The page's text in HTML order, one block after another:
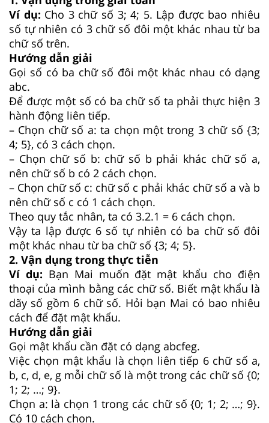
Ví dụ: Cho 3 chữ số 3; 4; 5. Lập được bao nhiêu
số tự nhiên có 3 chữ số đôi một khác nhau từ ba
chữ số trên.
Hướng dẫn giải
Gọi số có ba chữ số đôi một khác nhau có dạng
abc.
Để được một số có ba chữ số ta phải thực hiện 3
hành động liên tiếp.
– Chọn chữ số a: ta chọn một trong 3 chữ số {3;
4; 5}, có 3 cách chọn.
– Chọn chữ số b: chữ số b phải khác chữ số a,
nên chữ số b có 2 cách chọn.
– Chọn chữ số c: chữ số c phải khác chữ số a và b
nên chữ số c có 1 cách chọn.
Theo quy tắc nhân, ta có 3.2.1 = 6 cách chọn.
Vậy ta lập được 6 số tự nhiên có ba chữ số đôi
một khác nhau từ ba chữ số {3; 4; 5}.
2. Vận dụng trong thực tiễn
Ví dụ: Bạn Mai muốn đặt mật khẩu cho điện
thoại của mình bằng các chữ số. Biết mật khẩu là
dãy số gồm 6 chữ số. Hỏi bạn Mai có bao nhiêu
cách để đặt mật khẩu.
Hướng dẫn giải
Gọi mật khẩu cần đặt có dạng abcfeg.
Việc chọn mật khẩu là chọn liên tiếp 6 chữ số a,
b, c, d, e, g mỗi chữ số là một trong các chữ số {0;
1; 2; …; 9}.
Chọn a: là chọn 1 trong các chữ số {0; 1; 2; …; 9}.
Có 10 cách chọn.